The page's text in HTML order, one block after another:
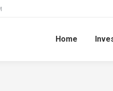
Home